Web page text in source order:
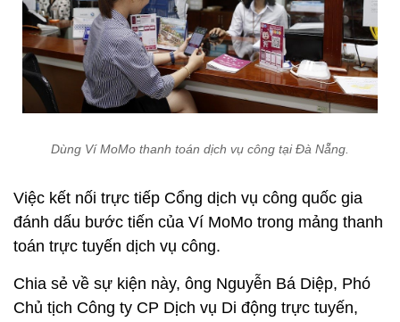
Dùng Ví MoMo thanh toán dịch vụ công tại Đà Nẵng.
Việc kết nối trực tiếp Cổng dịch vụ công quốc gia
đánh dấu bước tiến của Ví MoMo trong mảng thanh
toán trực tuyến dịch vụ công.
Chia sẻ về sự kiện này, ông Nguyễn Bá Diệp, Phó
Chủ tịch Công ty CP Dịch vụ Di động trực tuyến,